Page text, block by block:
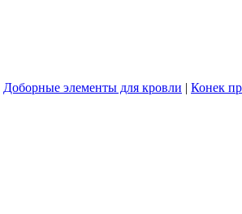
Доборные элементы для кровли | Конек